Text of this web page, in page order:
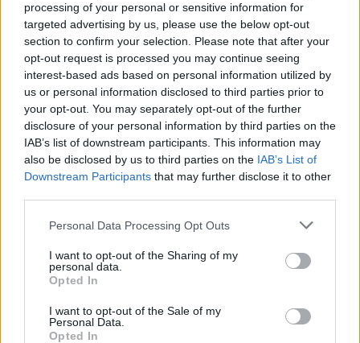
processing of your personal or sensitive information for
targeted advertising by us, please use the below opt-out
section to confirm your selection. Please note that after your
opt-out request is processed you may continue seeing
interest-based ads based on personal information utilized by
us or personal information disclosed to third parties prior to
your opt-out. You may separately opt-out of the further
disclosure of your personal information by third parties on the
IAB’s list of downstream participants. This information may
also be disclosed by us to third parties on the IAB’s List of
Downstream Participants that may further disclose it to other
Please note that this website/app uses one or more Google
not limited to your visit or usage behaviour. You may click to
grant or deny consent to Google and its third-party tags to
use your data for below specified purposes in below Google
consent section.
Personal Data Processing Opt Outs
I want to opt-out of the Sharing of my
personal data.
Opted In
I want to opt-out of the Sale of my
Personal Data.
Opted In
CSI Bergamo: Tra Corsi, Eventi e Protezione dei Dati
Personali
Francesca Lombardi · 29 Lug 2026